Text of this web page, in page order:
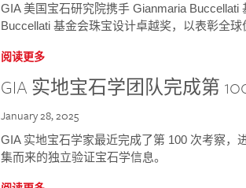
GIA 美国宝石研究院携手 Gianmaria
Buccellati 基金会珠宝设计卓越奖，以表彰全球
阅读更多
GIA 实地宝石学团队完成第
January 28, 2025
GIA 实地宝石学家最近完成了第 100 次考察
集而来的独立验证宝石学信息。